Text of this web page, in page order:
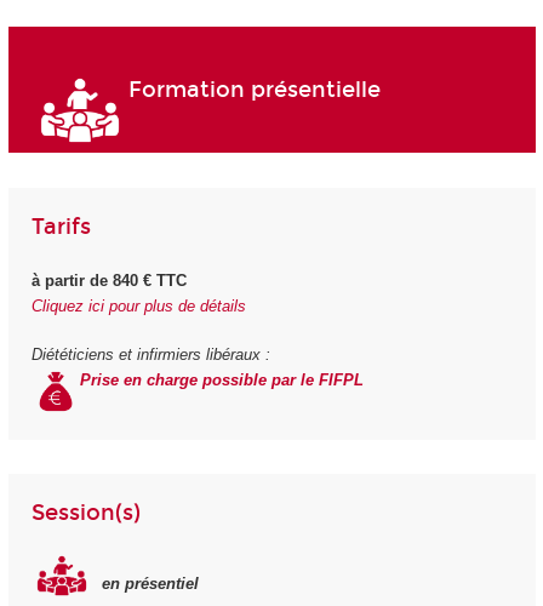
Formation présentielle
Tarifs
à partir de 840 € TTC
Cliquez ici pour plus de détails
Diététiciens et infirmiers libéraux :
Prise en charge possible par le FIFPL
Session(s)
en présentiel